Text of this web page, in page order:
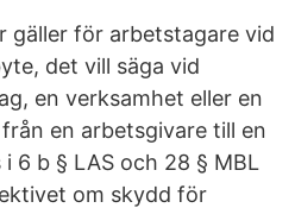
gäller för arbetstagare vid
det vill säga vid
en verksamhet eller en
en arbetsgivare till en
6 b § LAS och 28 § MBL
om skydd för